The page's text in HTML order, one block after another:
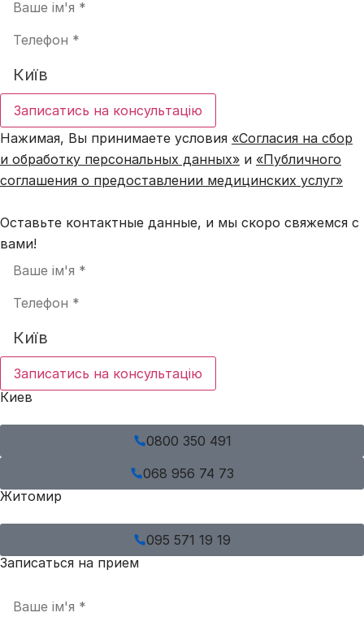
Записатись на консультацію
Нажимая, Вы принимаете условия «Согласия на сбор
и обработку персональных данных» и «Публичного
соглашения о предоставлении медицинских услуг»
Оставьте контактные данные, и мы скоро свяжемся с
вами!
Записатись на консультацію
Киев
0800 350 491
068 956 74 73
Житомир
095 571 19 19
Записаться на прием